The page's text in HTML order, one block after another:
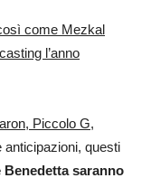
come Mezkal
l’anno
Piccolo G,
anticipazioni, questi
Benedetta saranno